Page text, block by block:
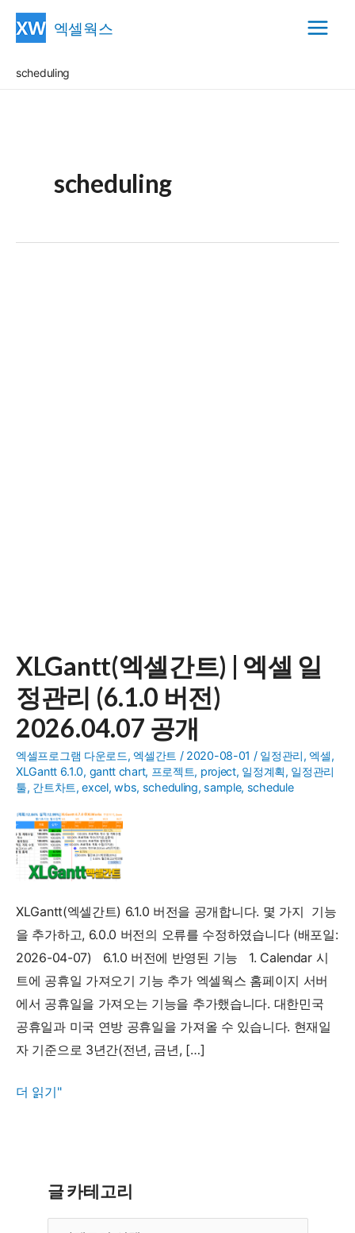
엑셀웍스
scheduling
scheduling
XLGantt(엑셀간트) | 엑셀 일
정관리 (6.1.0 버전)
2026.04.07 공개
엑셀프로그램 다운로드, 엑셀간트 / 2020-08-01 / 일정관리, 엑셀,
XLGantt 6.1.0, gantt chart, 프로젝트, project, 일정계획, 일정관리
툴, 간트차트,excel,wbs, scheduling, sample, schedule
XLGantt(엑셀간트) 6.1.0 버전을 공개합니다. 몇 가지 기능
을 추가하고, 6.0.0 버전의 오류를 수정하였습니다 (배포일:
2026-04-07) 6.1.0 버전에 반영된 기능 1. Calendar 시
트에 공휴일 가져오기 기능 추가 엑셀웍스 홈페이지 서버
에서 공휴일을 가져오는 기능을 추가했습니다. 대한민국
공휴일과 미국 연방 공휴일을 가져올 수 있습니다. 현재일
자 기준으로 3년간(전년, 금년, […]
XLGantt(엑
더 읽기"
글 카테고리